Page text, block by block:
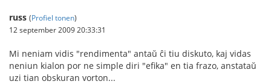
russ (Profiel tonen)
12 september 2009 20:33:31
Mi neniam vidis "rendimenta" antaŭ ĉi tiu diskuto, kaj vidas
neniun kialon por ne simple diri "efika" en tia frazo, anstataŭ
uzi tian obskuran vorton...